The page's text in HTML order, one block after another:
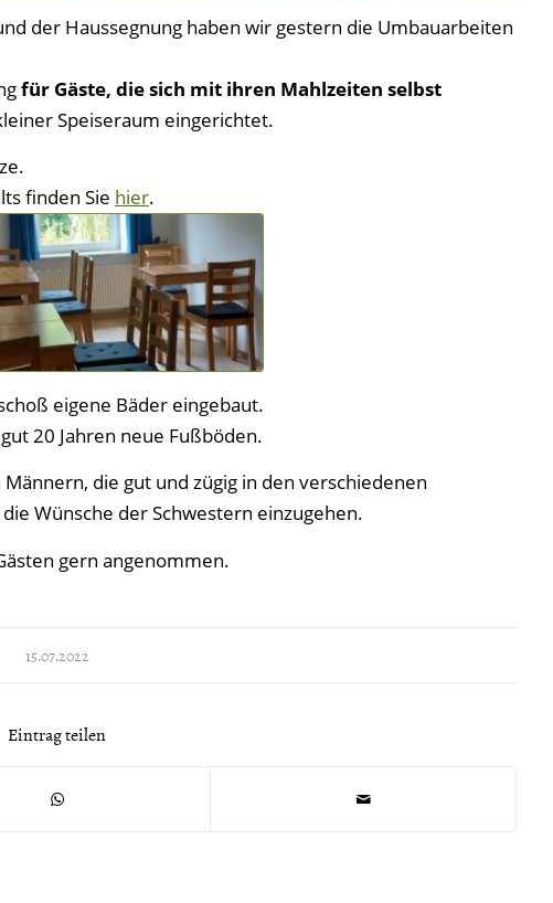
der Haussegnung haben wir gestern die Umbauarbeiten
für Gäste, die sich mit ihren Mahlzeiten selbst
Speiseraum eingerichtet.
finden Sie hier.
eigene Bäder eingebaut.
20 Jahren neue Fußböden.
die gut und zügig in den verschiedenen
Wünsche der Schwestern einzugehen.
gern angenommen.
15.07.2022
Eintrag teilen